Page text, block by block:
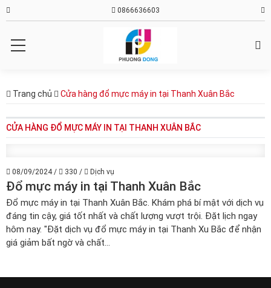
0866636603
Trang chủ Cửa hàng đổ mực máy in tại Thanh Xuân Bắc
CỬA HÀNG ĐỔ MỰC MÁY IN TẠI THANH XUÂN BẮC
08/09/2024/ 330 / Dịch vụ
Đổ mực máy in tại Thanh Xuân Bắc
Đổ mực máy in tại Thanh Xuân Bắc. Khám phá bí mật với dịch vụ
đáng tin cậy, giá tốt nhất và chất lượng vượt trội. Đặt lịch ngay
hôm nay. "Đặt dịch vụ đổ mực máy in tại Thanh Xu Bắc để nhận
giá giảm bất ngờ và chất...